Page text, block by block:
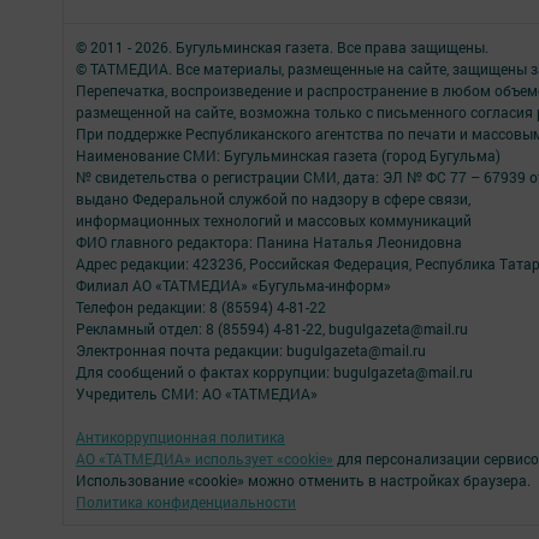
© 2011 - 2026. Бугульминская газета. Все права защищены.
© ТАТМЕДИА. Все материалы, размещенные на сайте, защищены
Перепечатка, воспроизведение и распространение в любом
размещенной на сайте, возможна только с письменного
При поддержке Республиканского агентства по печати и
Наименование СМИ: Бугульминская газета (город Бугульма)
№ свидетельства о регистрации СМИ, дата: ЭЛ № ФС 77 – 67939
выдано Федеральной службой по надзору в сфере связи,
информационных технологий и массовых коммуникаций
ФИО главного редактора: Панина Наталья Леонидовна
Адрес редакции: 423236, Российская Федерация, Республика
Филиал АО «ТАТМЕДИА» «Бугульма-информ»
Телефон редакции: 8 (85594) 4-81-22
Рекламный отдел: 8 (85594) 4-81-22, bugulgazeta@mail.ru
Электронная почта редакции: bugulgazeta@mail.ru
Для сообщений о фактах коррупции: bugulgazeta@mail.ru
Учредитель СМИ: АО «ТАТМЕДИА»
Антикоррупционная политика
АО «ТАТМЕДИА» использует «cookie» для персонализации
Использование «cookie» можно отменить в настройках браузера.
Политика конфиденциальности